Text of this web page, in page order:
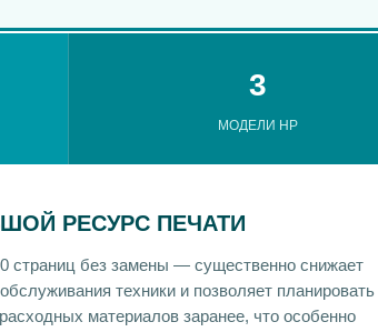
3
МОДЕЛИ HP
РЕСУРС ПЕЧАТИ
страниц без замены — существенно снижает
техники и позволяет планировать
материалов заранее, что особенно